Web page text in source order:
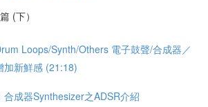
(下）
Loops/Synth/Others 電子鼓聲/合成器／
新鮮感 (21:18)
合成器Synthesizer之ADSR介紹